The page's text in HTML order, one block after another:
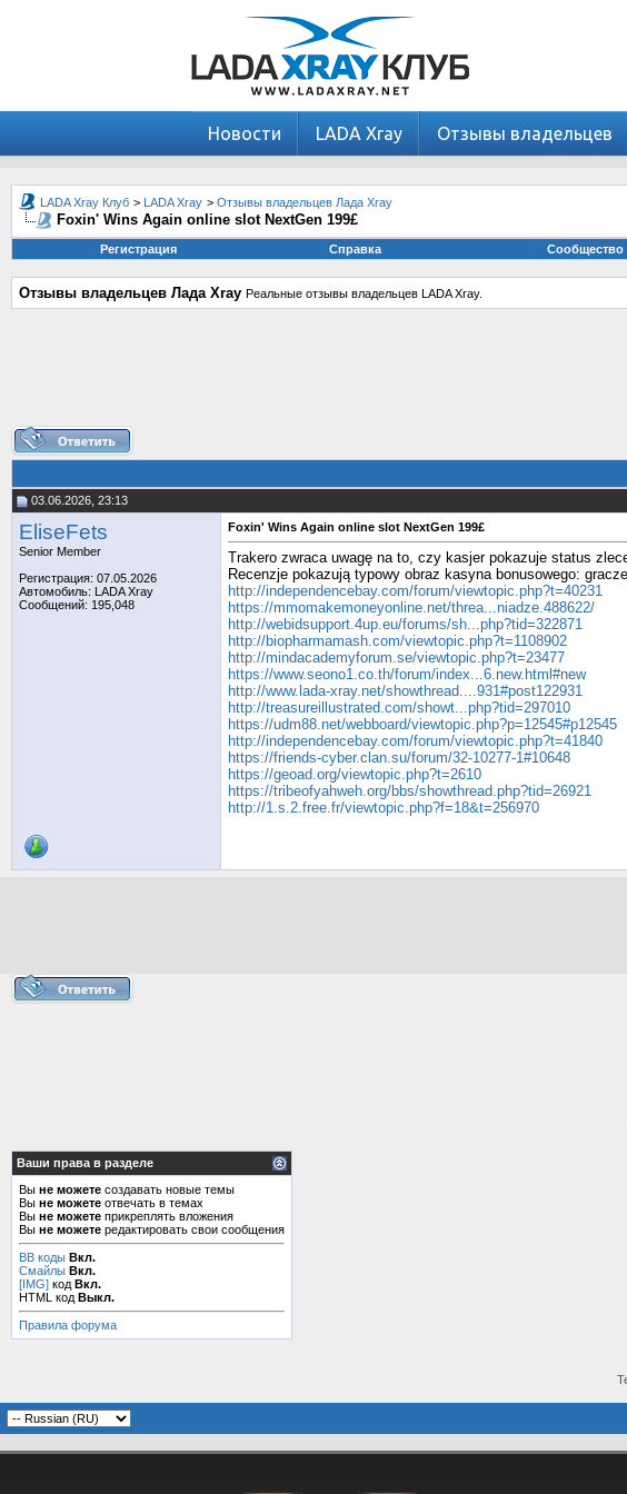
Новости LADA Xray Отзывы владельцев
LADA Xray Клуб > LADA Xray > Отзывы владельцев Лада Xray
Foxin' Wins Again online slot NextGen 199£
Регистрация
Справка Сообщество
Отзывы владельцев Лада Xray Реальные отзывы владельцев LADA Xray.
03.06.2026, 23:13
EliseFets
Senior Member
Регистрация: 07.05.2026
Автомобиль: LADA Xray
Сообщений: 195,048
Foxin' Wins Again online slot NextGen 199£
Trakero zwraca uwagę na to, czy kasjer pokazuje status
Recenzje pokazują typowy obraz kasyna bonusowego:
http://independencebay.com/forum/viewtopic.php?t=40231
https://mmomakemoneyonline.net/threa...niadze.488622/
http://webidsupport.4up.eu/forums/sh...php?tid=322871
http://biopharmamash.com/viewtopic.php?t=1108902
http://mindacademyforum.se/viewtopic.php?t=23477
https://www.seono1.co.th/forum/index...6.new.html#new
http://www.lada-xray.net/showthread....931#post122931
http://treasureillustrated.com/showt...php?tid=297010
https://udm88.net/webboard/viewtopic.php?p=12545#p12545
http://independencebay.com/forum/viewtopic.php?t=41840
https://friends-cyber.clan.su/forum/32-10277-1#10648
https://geoad.org/viewtopic.php?t=2610
https://tribeofyahweh.org/bbs/showthread.php?tid=26921
http://1.s.2.free.fr/viewtopic.php?f=18&t=256970
Ваши права в разделе
Вы не можете создавать новые темы
Вы не можете отвечать в темах
Вы не можете прикреплять вложения
Вы не можете редактировать свои сообщения
BB коды Вкл.
Смайлы Вкл.
[IMG] код Вкл.
HTML код Выкл.
Правила форума